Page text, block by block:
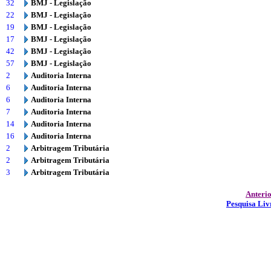
32
BMJ - Legislação
22
BMJ - Legislação
19
BMJ - Legislação
17
BMJ - Legislação
42
BMJ - Legislação
57
BMJ - Legislação
2
Auditoria Interna
6
Auditoria Interna
6
Auditoria Interna
7
Auditoria Interna
14
Auditoria Interna
16
Auditoria Interna
2
Arbitragem Tributária
2
Arbitragem Tributária
3
Arbitragem Tributária
Pesquisa